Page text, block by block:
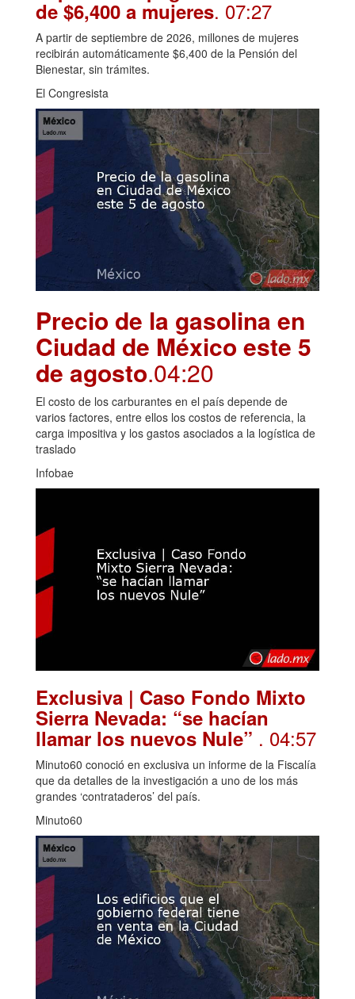
de $6,400 a mujeres. 07:27
A partir de septiembre de 2026, millones de mujeres
recibirán automáticamente $6,400 de la Pensión del
Bienestar, sin trámites.
El Congresista
Precio de la gasolina en
Ciudad de México este 5
de agosto.04:20
El costo de los carburantes en el país depende de
varios factores, entre ellos los costos de referencia, la
carga impositiva y los gastos asociados a la logística de
traslado
Infobae
Exclusiva | Caso Fondo Mixto
Sierra Nevada: “se hacían
llamar los nuevos Nule” . 04:57
Minuto60 conoció en exclusiva un informe de la Fiscalía
que da detalles de la investigación a uno de los más
grandes ‘contrataderos’ del país.
Minuto60